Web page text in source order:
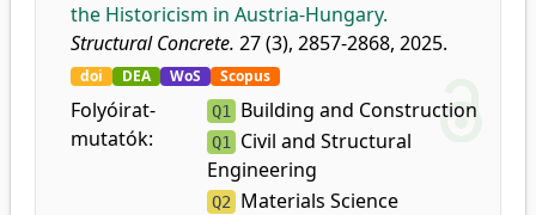
the Historicism in Austria-Hungary.
Structural Concrete. 27 (3), 2857-2868, 2025.
doi DEA WoS Scopus
Folyóirat-
mutatók:
Q1 Building and Construction
Q1 Civil and Structural
Engineering
Q2 Materials Science